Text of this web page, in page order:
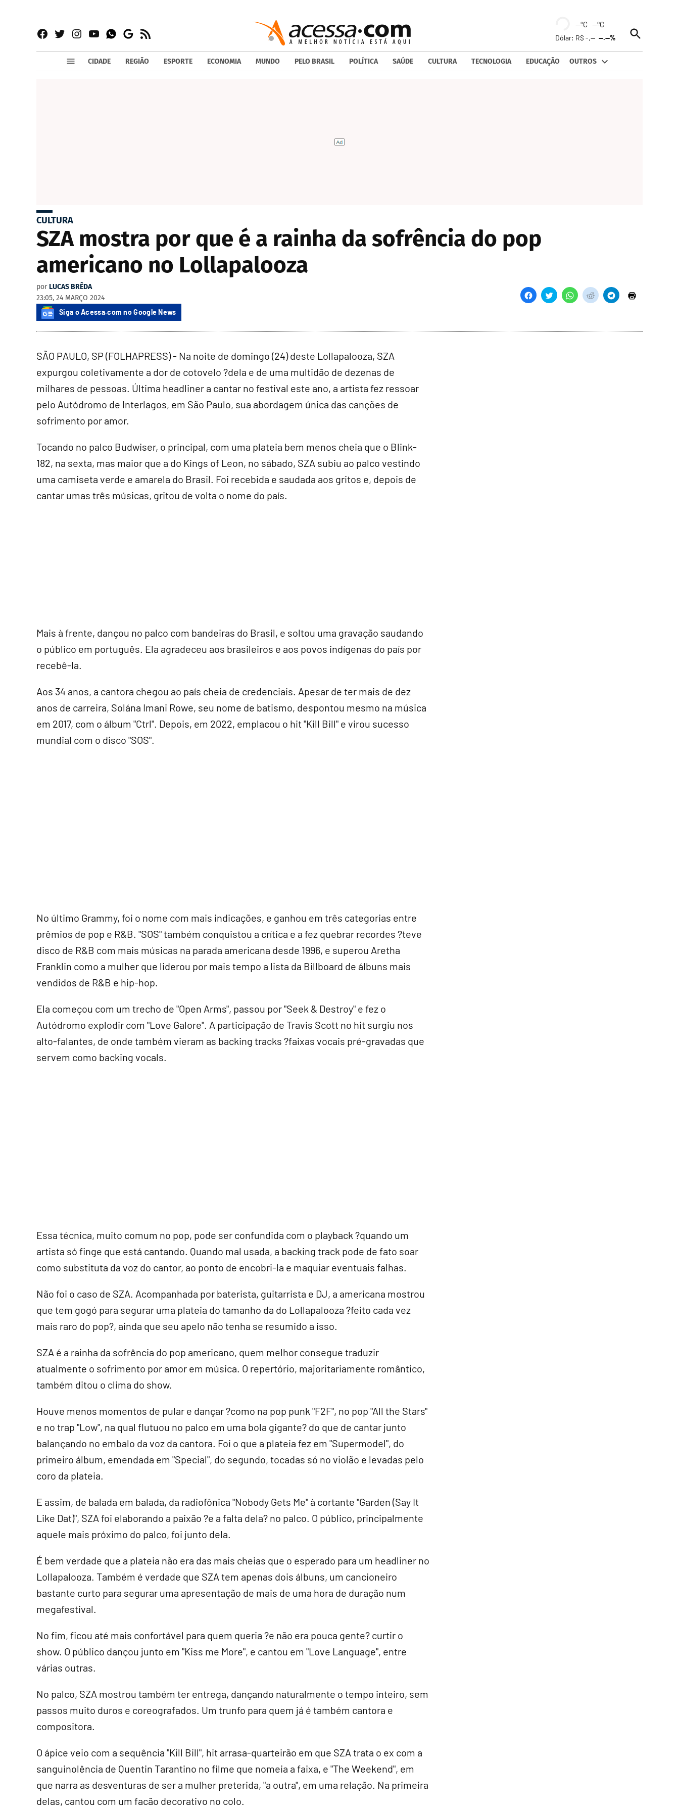
Facebook
TwitterInstagram
YouTubeWhatsapp
Google
News
RSS
--ºC --ºC
Dólar: R$ -,----.--%
Open
Search
CIDADE REGIÃO ESPORTE ECONOMIA MUNDO PELO BRASIL POLÍTICA SAÚDE CULTURA TECNOLOGIA EDUCAÇÃO OUTROS
CULTURA
SZA mostra por que é a rainha da sofrência do pop
americano no Lollapalooza
por LUCAS BRÊDA
23:05, 24 MARÇO 2024
Siga o Acessa.com no Google News
SÃO PAULO, SP (FOLHAPRESS) - Na noite de domingo (24) deste Lollapalooza, SZA
expurgou coletivamente a dor de cotovelo ?dela e de uma multidão de dezenas de
milhares de pessoas. Última headliner a cantar no festival este ano, a artista fez ressoar
pelo Autódromo de Interlagos, em São Paulo, sua abordagem única das canções de
sofrimento por amor.
Tocando no palco Budwiser, o principal, com uma plateia bem menos cheia que o Blink-
182, na sexta, mas maior que a do Kings of Leon, no sábado, SZA subiu ao palco vestindo
uma camiseta verde e amarela do Brasil. Foi recebida e saudada aos gritos e, depois de
cantar umas três músicas, gritou de volta o nome do país.
Mais à frente, dançou no palco com bandeiras do Brasil, e soltou uma gravação saudando
o público em português. Ela agradeceu aos brasileiros e aos povos indígenas do país por
recebê-la.
Aos 34 anos, a cantora chegou ao país cheia de credenciais. Apesar de ter mais de dez
anos de carreira, Solána Imani Rowe, seu nome de batismo, despontou mesmo na música
em 2017, com o álbum "Ctrl". Depois, em 2022, emplacou o hit "Kill Bill" e virou sucesso
mundial com o disco "SOS".
No último Grammy, foi o nome com mais indicações, e ganhou em três categorias entre
prêmios de pop e R&B. "SOS" também conquistou a crítica e a fez quebrar recordes ?teve
disco de R&B com mais músicas na parada americana desde 1996, e superou Aretha
Franklin como a mulher que liderou por mais tempo a lista da Billboard de álbuns mais
vendidos de R&B e hip-hop.
Ela começou com um trecho de "Open Arms", passou por "Seek & Destroy" e fez o
Autódromo explodir com "Love Galore". A participação de Travis Scott no hit surgiu nos
alto-falantes, de onde também vieram as backing tracks ?faixas vocais pré-gravadas que
servem como backing vocals.
Essa técnica, muito comum no pop, pode ser confundida com o playback ?quando um
artista só finge que está cantando. Quando mal usada, a backing track pode de fato soar
como substituta da voz do cantor, ao ponto de encobri-la e maquiar eventuais falhas.
Não foi o caso de SZA. Acompanhada por baterista, guitarrista e DJ, a americana mostrou
que tem gogó para segurar uma plateia do tamanho da do Lollapalooza ?feito cada vez
mais raro do pop?, ainda que seu apelo não tenha se resumido a isso.
SZA é a rainha da sofrência do pop americano, quem melhor consegue traduzir
atualmente o sofrimento por amor em música. O repertório, majoritariamente romântico,
também ditou o clima do show.
Houve menos momentos de pular e dançar ?como na pop punk "F2F", no pop "All the Stars"
e no trap "Low", na qual flutuou no palco em uma bola gigante? do que de cantar junto
balançando no embalo da voz da cantora. Foi o que a plateia fez em "Supermodel", do
primeiro álbum, emendada em "Special", do segundo, tocadas só no violão e levadas pelo
coro da plateia.
E assim, de balada em balada, da radiofônica "Nobody Gets Me" à cortante "Garden (Say It
Like Dat)", SZA foi elaborando a paixão ?e a falta dela? no palco. O público, principalmente
aquele mais próximo do palco, foi junto dela.
É bem verdade que a plateia não era das mais cheias que o esperado para um headliner no
Lollapalooza. Também é verdade que SZA tem apenas dois álbuns, um cancioneiro
bastante curto para segurar uma apresentação de mais de uma hora de duração num
megafestival.
No fim, ficou até mais confortável para quem queria ?e não era pouca gente? curtir o
show. O público dançou junto em "Kiss me More", e cantou em "Love Language", entre
várias outras.
No palco, SZA mostrou também ter entrega, dançando naturalmente o tempo inteiro, sem
passos muito duros e coreografados. Um trunfo para quem já é também cantora e
compositora.
O ápice veio com a sequência "Kill Bill", hit arrasa-quarteirão em que SZA trata o ex com a
sanguinolência de Quentin Tarantino no filme que nomeia a faixa, e "The Weekend", em
que narra as desventuras de ser a mulher preterida, "a outra", em uma relação. Na primeira
delas, cantou com um facão decorativo no colo.